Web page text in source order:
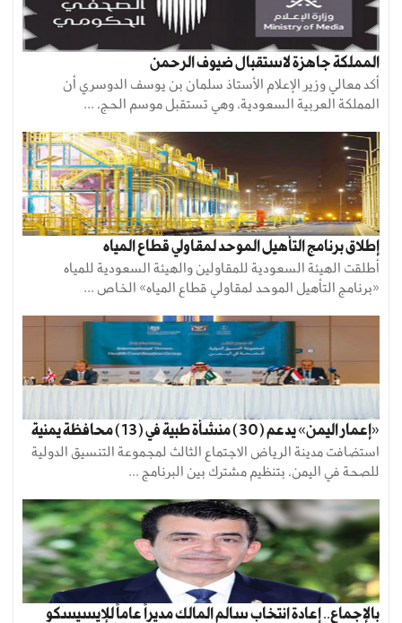
المملكة جاهزة لاستقبال ضيوف الرحمن
أكد معالي وزير الإعلام الأستاذ سلمان بن يوسف الدوسري أن
المملكة العربية السعودية، وهي تستقبل موسم الحج، ...
إطلاق برنامج التأهيل الموحد لمقاولي قطاع المياه
أطلقت الهيئة السعودية للمقاولين والهيئة السعودية للمياه
«برنامج التأهيل الموحد لمقاولي قطاع المياه» الخاص ...
«إعمار اليمن» يدعم (30) منشأة طبية في (13) محافظة يمنية
استضافت مدينة الرياض الاجتماع الثالث لمجموعة التنسيق الدولية
للصحة في اليمن، بتنظيم مشترك بين البرنامج ...
بالإجماع.. إعادة انتخاب سالم المالك مديراً عاماً للإيسيسكو